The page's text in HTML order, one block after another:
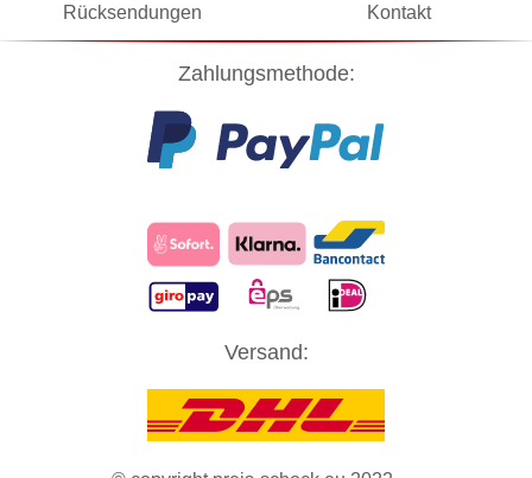
zu Ihren Rechten als Benutzer finden Sie in unserer
Cookies zu akzeptieren und direkt unsere Website besuchen zu
ZUSTIMMUNG
Rücksendungen Kontakt
Zahlungsmethode:
Versand: